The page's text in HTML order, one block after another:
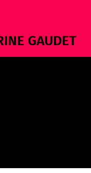
GAUDET